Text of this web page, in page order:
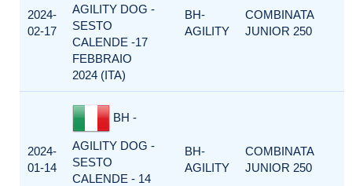
2024-
02-17
AGILITY DOG -
SESTO
CALENDE -17
FEBBRAIO
2024 (ITA)
BH-
AGILITY
COMBINATA
JUNIOR 250
2024-
01-14
BH -
AGILITY DOG -
SESTO
CALENDE - 14
BH-
AGILITY
COMBINATA
JUNIOR 250